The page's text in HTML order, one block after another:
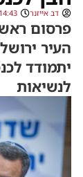
דב אייזנר
פרסום
העיר
יתמודד
לנשיאות